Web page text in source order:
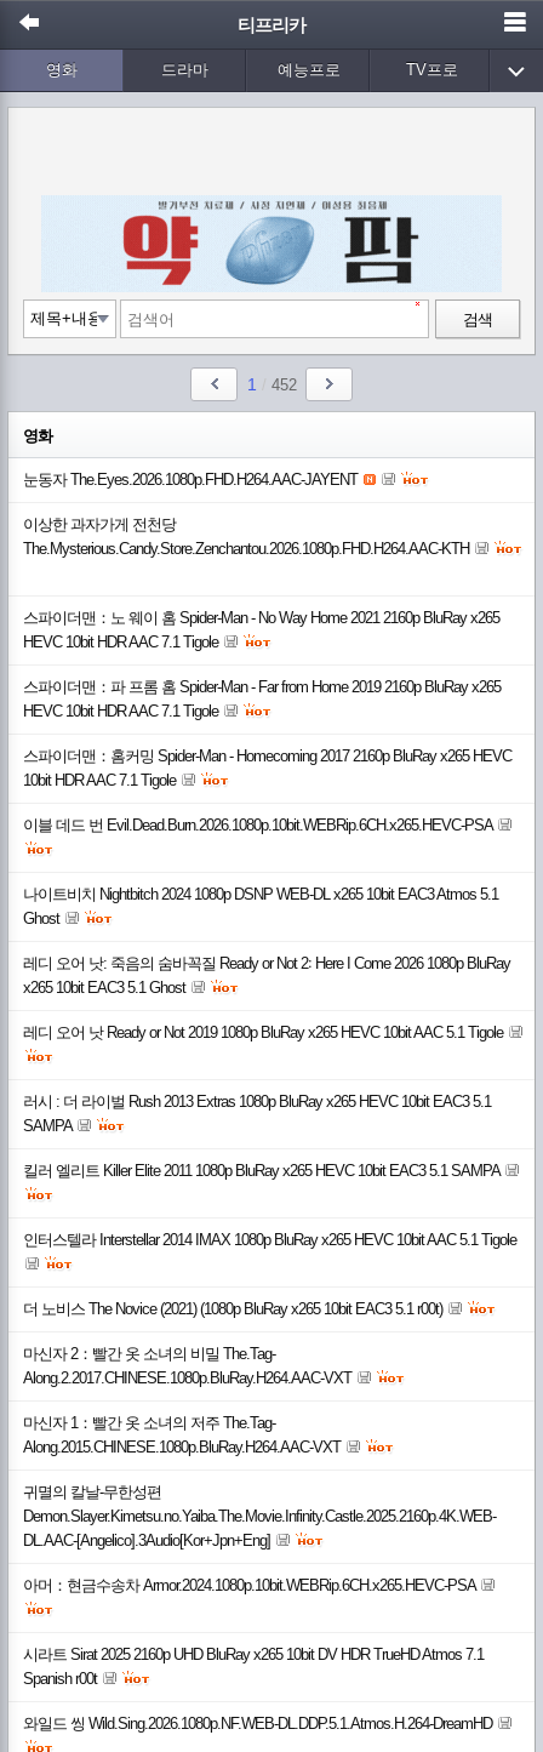
티프리카
영화 드라마 예능프로 TV프로
애니메이션 음악 Wetv
검색
1 452
영화
눈동자 The.Eyes.2026.1080p.FHD.H264.AAC-JAYENT
이상한 과자가게 전천당
The.Mysterious.Candy.Store.Zenchantou.2026.1080p.FHD.H264.AAC-KTH
스파이더맨：노 웨이 홈 Spider-Man - No Way Home 2021 2160p BluRay x265
HEVC 10bit HDR AAC 7.1 Tigole
스파이더맨：파 프롬 홈 Spider-Man - Far from Home 2019 2160p BluRay x265
HEVC 10bit HDR AAC 7.1 Tigole
스파이더맨：홈커밍 Spider-Man - Homecoming 2017 2160p BluRay x265 HEVC
10bit HDR AAC 7.1 Tigole
이블 데드 번 Evil.Dead.Burn.2026.1080p.10bit.WEBRip.6CH.x265.HEVC-PSA
나이트비치 Nightbitch 2024 1080p DSNP WEB-DL x265 10bit EAC3 Atmos 5.1
Ghost
레디 오어 낫: 죽음의 숨바꼭질 Ready or Not 2꞉ Here I Come 2026 1080p BluRay
x265 10bit EAC3 5.1 Ghost
레디 오어 낫 Ready or Not 2019 1080p BluRay x265 HEVC 10bit AAC 5.1 Tigole
러시 : 더 라이벌 Rush 2013 Extras 1080p BluRay x265 HEVC 10bit EAC3 5.1
SAMPA
킬러 엘리트 Killer Elite 2011 1080p BluRay x265 HEVC 10bit EAC3 5.1 SAMPA
인터스텔라 Interstellar 2014 IMAX 1080p BluRay x265 HEVC 10bit AAC 5.1 Tigole
더 노비스 The Novice (2021) (1080p BluRay x265 10bit EAC3 5.1 r00t)
마신자 2：빨간 옷 소녀의 비밀 The.Tag-
Along.2.2017.CHINESE.1080p.BluRay.H264.AAC-VXT
마신자 1：빨간 옷 소녀의 저주 The.Tag-
Along.2015.CHINESE.1080p.BluRay.H264.AAC-VXT
귀멸의 칼날-무한성편
Demon.Slayer.Kimetsu.no.Yaiba.The.Movie.Infinity.Castle.2025.2160p.4K.WEB-
DL.AAC-[Angelico].3Audio[Kor+Jpn+Eng]
아머：현금수송차 Armor.2024.1080p.10bit.WEBRip.6CH.x265.HEVC-PSA
시라트 Sirat 2025 2160p UHD BluRay x265 10bit DV HDR TrueHD Atmos 7.1
Spanish r00t
와일드 씽 Wild.Sing.2026.1080p.NF.WEB-DL.DDP.5.1.Atmos.H.264-DreamHD